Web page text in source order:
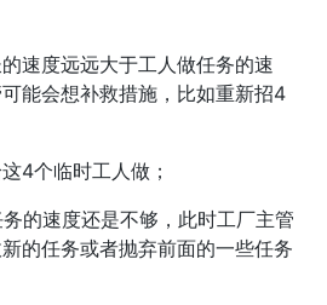
速度远远大于工人做任务的速
能会想补救措施，比如重新招4
4个临时工人做；
的速度还是不够，此时工厂主管
的任务或者抛弃前面的一些任务